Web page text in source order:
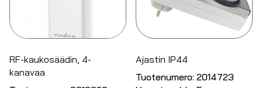
RF-kaukosäädin, 4-
kanavaa
Ajastin IP44
Tuotenumero: 2014723